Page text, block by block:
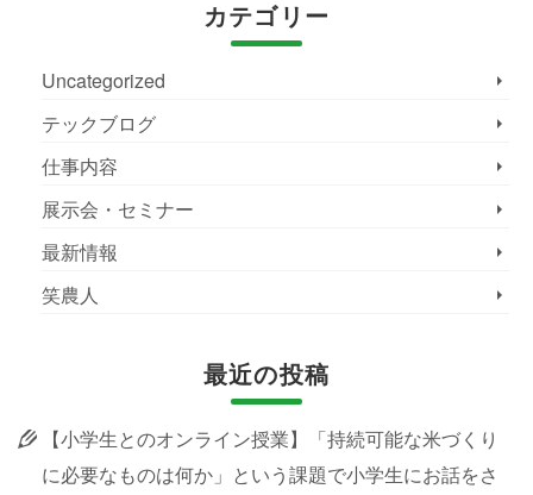
カテゴリー
Uncategorized
テックブログ
仕事内容
展示会・セミナー
最新情報
笑農人
最近の投稿
【小学生とのオンライン授業】「持続可能な米づくり
に必要なものは何か」という課題で小学生にお話をさ